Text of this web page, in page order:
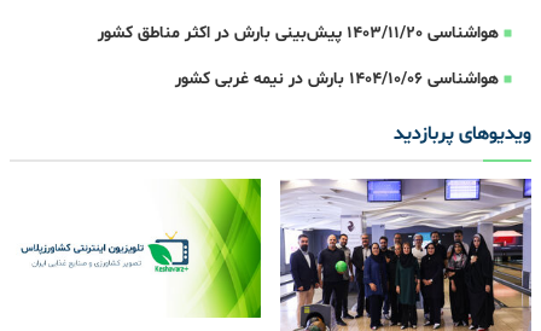
هواشناسی 1403/11/20 پیش‌بینی بارش در اکثر مناطق کشور
هواشناسی 1404/10/06 بارش در نیمه غربی کشور
ویدیوهای پربازدید